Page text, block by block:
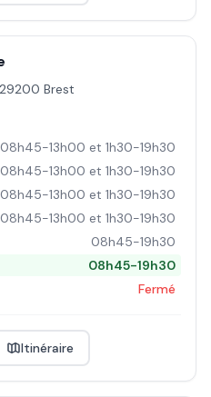
29200 Brest
08h45-13h00 et 1h30-19h30
08h45-13h00 et 1h30-19h30
08h45-13h00 et 1h30-19h30
08h45-13h00 et 1h30-19h30
08h45-19h30
08h45-19h30
Fermé
Itinéraire